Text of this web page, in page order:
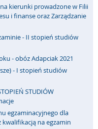
kierunki prowadzone w Filii
i finanse oraz Zarządzanie
- II stopień studiów
- obóz Adapciak 2021
- I stopień studiów
STUDIÓW
egzaminacyjnego dla
na egzamin